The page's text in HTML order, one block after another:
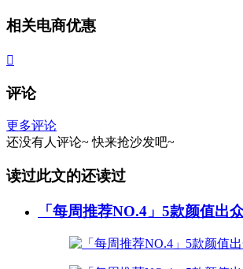
相关电商优惠

评论
更多评论
还没有人评论~ 快来抢沙发吧~
读过此文的还读过
「每周推荐NO.4」5款颜值出